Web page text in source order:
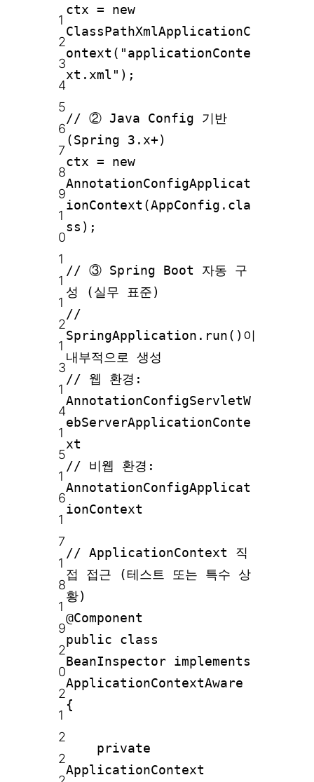
1
2
3
4
5
6
7
8
9
1
0
1
1
1
2
1
3
1
4
1
5
1
6
1
7
1
8
1
9
2
0
2
1
2
2
ctx = new
ClassPathXmlApplicationC
ontext("applicationConte
xt.xml");
// ② Java Config 기반
(Spring 3.x+)
ctx = new
AnnotationConfigApplicat
ionContext(AppConfig.cla
ss);
// ③ Spring Boot 자동 구
성 (실무 표준)
//
SpringApplication.run()이
내부적으로 생성
// 웹 환경:
AnnotationConfigServletW
ebServerApplicationConte
xt
// 비웹 환경:
AnnotationConfigApplicat
ionContext
// ApplicationContext 직
접 접근 (테스트 또는 특수 상
황)
@Component
public class
BeanInspector implements
ApplicationContextAware
{
private
ApplicationContext